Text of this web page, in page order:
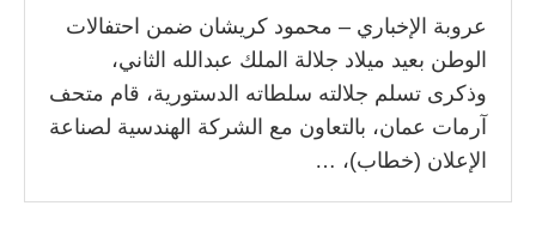
عروبة الإخباري – محمود کریشان ضمن احتفالات
الوطن بعيد ميلاد جلالة الملك عبدالله الثاني،
وذكرى تسلم جلالته سلطاته الدستورية، قام متحف
آرمات عمان، بالتعاون مع الشركة الهندسية لصناعة
الإعلان (خطاب)، …